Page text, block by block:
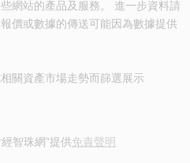
網站的產品及服務。 進一步資料請
價或數據的傳送可能因為數據提供
關資產市場走勢而篩選展示
經智珠網”提供免責聲明